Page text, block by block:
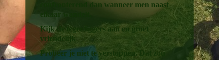
confronterend dan wanneer men naast
elkaar wandelt.
Kijk de tegenliggers aan en groet
vriendelijk
Probeer je niet te verstoppen. Dat zou